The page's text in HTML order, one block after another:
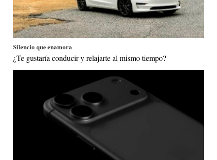
Silencio que enamora
¿Te gustaría conducir y relajarte al mismo tiempo?